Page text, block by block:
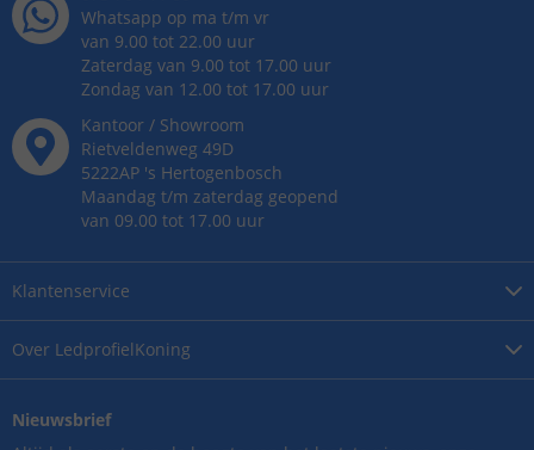
Over LedprofielKoning
Klantenservice
Whatsapp op ma t/m vr
van 9.00 tot 22.00 uur
Zaterdag van 9.00 tot 17.00 uur
Zondag van 12.00 tot 17.00 uur
Kantoor / Showroom
Rietveldenweg 49D
5222AP 's Hertogenbosch
Maandag t/m zaterdag geopend
van 09.00 tot 17.00 uur
Nieuwsbrief